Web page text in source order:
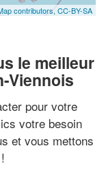
contributors, CC-BY-SA
le meilleur
Viennois
pour votre
votre besoin
et vous mettons